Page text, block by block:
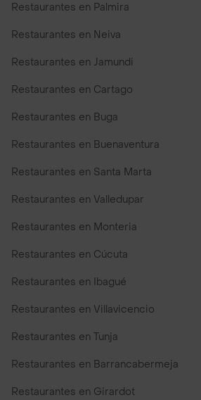
Restaurantes en Palmira
Restaurantes en Neiva
Restaurantes en Jamundi
Restaurantes en Cartago
Restaurantes en Buga
Restaurantes en Buenaventura
Restaurantes en Santa Marta
Restaurantes en Valledupar
Restaurantes en Monteria
Restaurantes en Cúcuta
Restaurantes en Ibagué
Restaurantes en Villavicencio
Restaurantes en Tunja
Restaurantes en Barrancabermeja
Restaurantes en Girardot